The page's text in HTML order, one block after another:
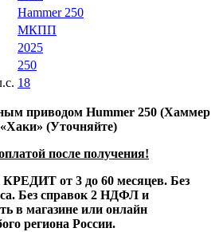
Hammer 250
МКПП
2025
250
18
приводом Hummer 250 (Хаммер
(Уточняйте)
после получения!
от 3 до 60 месяцев. Без
Без справок 2 НДФЛ и
в магазине или онлайн
региона России.